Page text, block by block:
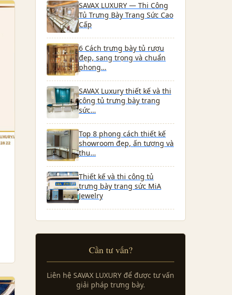
SAVAX LUXURY — Thi Công
Tủ Trưng Bày Trang Sức Cao
Cấp
6 Cách trưng bày tủ rượu
đẹp, sang trọng và chuẩn
phong…
SAVAX Luxury thiết kế và thi
công tủ trưng bày trang
sức…
Top 8 phong cách thiết kế
showroom đẹp, ấn tượng và
thu…
Thiết kế và thi công tủ
trưng bày trang sức MiA
Jewelry
Cần tư vấn?
Liên hệ SAVAX LUXURY để được tư vấn
giải pháp trưng bày.